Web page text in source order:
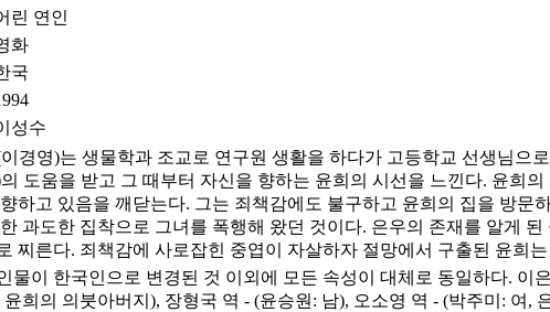
린 연인
화
국
성수
경영)는 생물학과 조교로 연구원 생활을 하다가 고등학교 선생님으
도움을 받고 그 때부터 자신을 향하는 윤희의 시선을 느낀다. 윤희
하고 있음을 깨닫는다. 그는 죄책감에도 불구하고 윤희의 집을 방
과도한 집착으로 그녀를 폭행해 왔던 것이다. 은우의 존재를 알게
찌른다. 죄책감에 사로잡힌 중엽이 자살하자 절망에서 구출된 윤희
물이 한국인으로 변경된 것 이외에 모든 속성이 대체로 동일하다. 이
윤희의 의붓아버지), 장형국 역 - (윤승원: 남), 오소영 역 - (박주미: 여,